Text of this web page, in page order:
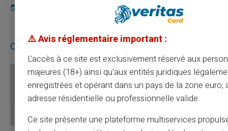
Carte prépayée
Contact
⚠️ Avis réglementaire important :
L'accès à ce site est exclusivement réservé aux
majeures (18+) ainsi qu'aux entités juridiques
enregistrées et opérant dans un pays de la zone euro,
adresse résidentielle ou professionnelle valide.
Ce site présente une plateforme multiservices